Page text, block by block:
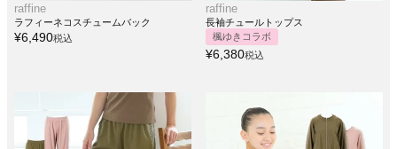
raffine
ラフィーネコスチュームバック
¥6,490税込
raffine
長袖チュールトップス
楓ゆきコラボ
¥6,380税込